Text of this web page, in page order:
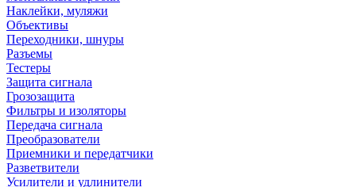
Наклейки, муляжи
Объективы
Переходники, шнуры
Разъемы
Тестеры
Защита сигнала
Грозозащита
Фильтры и изоляторы
Передача сигнала
Преобразователи
Приемники и передатчики
Разветвители
Усилители и удлинители